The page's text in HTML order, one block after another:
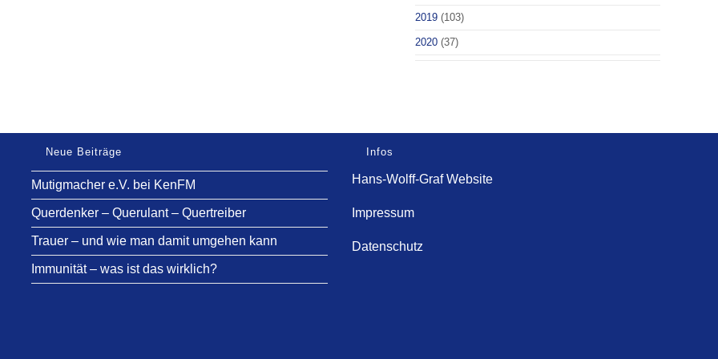
2019 (103)
2020 (37)
Neue Beiträge
Mutigmacher e.V. bei KenFM
Querdenker – Querulant – Quertreiber
Trauer – und wie man damit umgehen kann
Immunität – was ist das wirklich?
Infos
Hans-Wolff-Graf Website
Impressum
Datenschutz